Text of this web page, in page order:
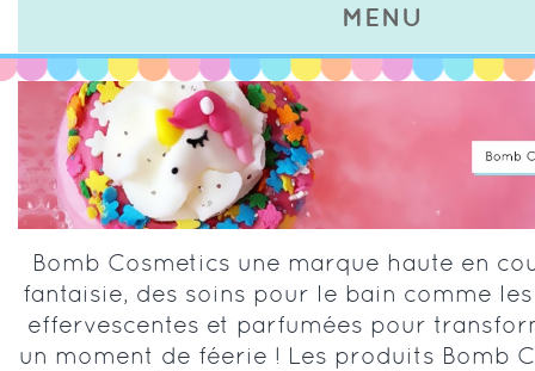
MENU
Bomb Cosmetics une marque haute en
fantaisie, des soins pour le bain comme
effervescentes et parfumées pour
un moment de féerie ! Les produits Bomb